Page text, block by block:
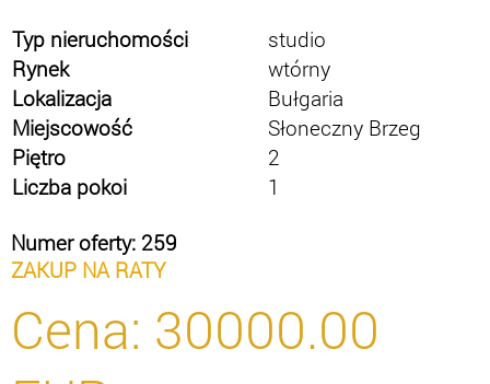
Typ nieruchomości
studio
Rynek
wtórny
Lokalizacja
Bułgaria
Miejscowość
Słoneczny Brzeg
Piętro
2
Liczba pokoi
1
Numer oferty: 259
ZAKUP NA RATY
Cena: 30000.00